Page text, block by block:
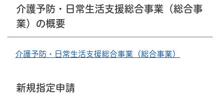
介護予防・日常生活支援総合事業（総合事
業）の概要
介護予防・日常生活支援総合事業（総合事業）
新規指定申請